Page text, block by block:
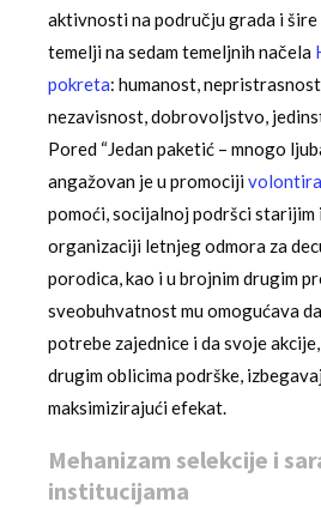
aktivnosti na području grada i
temelji na sedam temeljnih načela
pokreta: humanost,
nezavisnost, dobrovoljstvo,
Pored “Jedan paketić – mnogo
angažovan je u promociji
pomoći, socijalnoj podršci starijim
organizaciji letnjeg odmora za
porodica, kao i u brojnim drugim
sveobuhvatnost mu omogućava
potrebe zajednice i da svoje
drugim oblicima podrške,
maksimizirajući efekat.
Mehanizam selekcije i
institucijama